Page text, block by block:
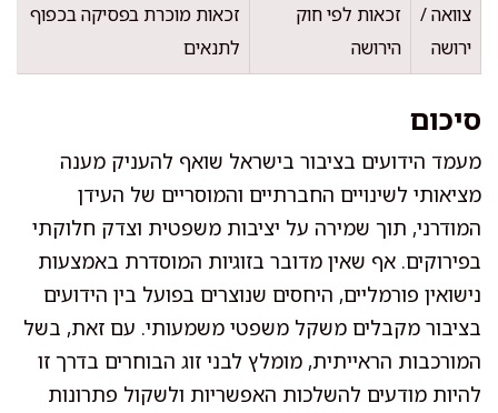
צוואה /
ירושה
זכאות לפי חוק
הירושה
זכאות מוכרת בפסיקה בכפוף
לתנאים
סיכום
מעמד הידועים בציבור בישראל שואף להעניק מענה
מציאותי לשינויים החברתיים והמוסריים של העידן
המודרני, תוך שמירה על יציבות משפטית וצדק חלוקתי
בפירוקים. אף שאין מדובר בזוגיות המוסדרת באמצעות
נישואין פורמליים, היחסים שנוצרים בפועל בין הידועים
בציבור מקבלים משקל משפטי משמעותי. עם זאת, בשל
המורכבות הראייתית, מומלץ לבני זוג הבוחרים בדרך זו
להיות מודעים להשלכות האפשריות ולשקול פתרונות